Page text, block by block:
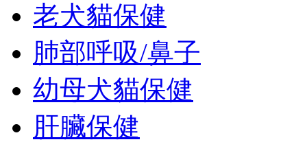
老犬貓保健
肺部呼吸/鼻子
幼母犬貓保健
肝臟保健